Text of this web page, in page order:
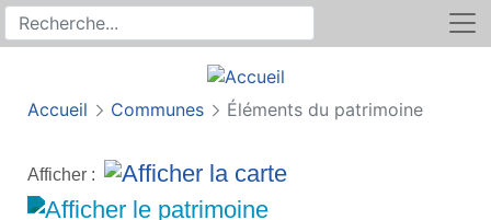
Recherche sur le site
Rechercher
Accueil Communes Éléments du patrimoine
Afficher :